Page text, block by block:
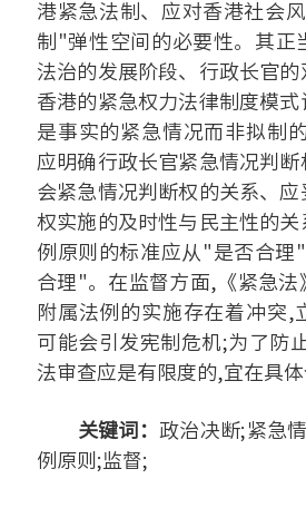
港紧急法制、应对香港社会
制"弹性空间的必要性。其正
法治的发展阶段、行政长官
香港的紧急权力法律制度模
是事实的紧急情况而非拟制
应明确行政长官紧急情况判
会紧急情况判断权的关系、
权实施的及时性与民主性的
例原则的标准应从"是否合理
合理"。在监督方面,《紧急法
附属法例的实施存在着冲突,
可能会引发宪制危机;为了防
法审查应是有限度的,宜在具体
关键词： 政治决断;紧急
例原则;监督;